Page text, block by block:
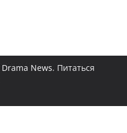
Drama News. Питаться